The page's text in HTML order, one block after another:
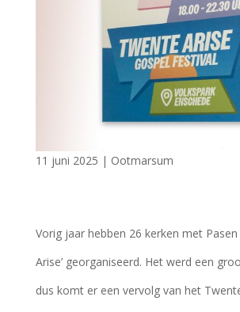
11 juni 2025 | Ootmarsum
Vorig jaar hebben 26 kerken met Pasen
Arise’ georganiseerd. Het werd een
dus komt er een vervolg van het